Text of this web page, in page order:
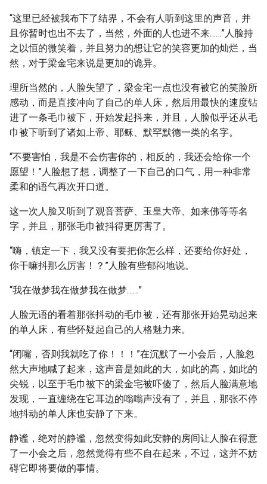
“这里已经被我布下了结界，不会有人听到这里的声音，并
且你暂时也出不去了，当然，外面的人也进不来……”人脸持
之以恒的微笑着，并且努力的想让它的笑容更加的灿烂，当
然，对于梁金宅来说是更加的诡异。
理所当然的，人脸失望了，梁金宅一点也没有被它的笑脸所
感动，而是直接冲向了自己的单人床，然后用最快的速度钻
进了一条毛巾被下，开始发起抖来，并且，人脸似乎还从毛
巾被下听到了诸如上帝、耶稣、默罕默德一类的名字。
“不要害怕，我是不会伤害你的，相反的，我还会给你一个
愿望！”人脸想了想，调整了一下自己的口气，用一种非常
柔和的语气再次开口道。
这一次人脸又听到了观音菩萨、玉皇大帝、如来佛等等名
字，并且，那张毛巾被抖得更厉害了。
“嗨，镇定一下，我又没有要把你怎么样，还要给你好处，
你干嘛抖那么厉害！？”人脸有些郁闷地说。
“我在做梦我在做梦我在做梦……”
人脸无语的看着那张抖动的毛巾被，还有那张开始晃动起来
的单人床，有些怀疑起自己的人格魅力来。
“闭嘴，否则我就吃了你！！！”在沉默了一小会后，人脸忽
然大声地喊了起来，这声音是如此的大，如此的高，如此的
尖锐，以至于毛巾被下的梁金宅被吓傻了，然后人脸满意地
发现，一直缠绕在它耳边的嗡嗡声没有了，并且，那张不停
地抖动的单人床也安静了下来。
静谧，绝对的静谧，忽然变得如此安静的房间让人脸在得意
了一小会之后，忽然觉得有些不自在起来，不过，这并不妨
碍它即将要做的事情。